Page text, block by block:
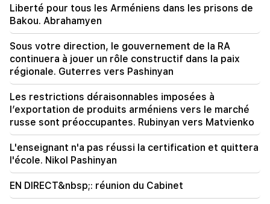
4 millions 454 mille drams seront confisqués à
l'ancien chef de la communauté de Tatev, Murad
18:19
La Biélorussie n’a pas le système de gestion de
l’URSS. Loukachenko
09:45
L’Église arménienne doit être protégée partout,
mais le moyen d’y mettre fin est de changer de
pouvoir. Tigran Abrahamian
Ils tenteront de gagner le cœur de Sassoon.
"Publication"
Liberté pour tous les Arméniens dans les prisons de
Bakou. Abrahamyen
Sous votre direction, le gouvernement de la RA
continuera à jouer un rôle constructif dans la paix
régionale. Guterres vers Pashinyan
Les restrictions déraisonnables imposées à
l’exportation de produits arméniens vers le marché
russe sont préoccupantes. Rubinyan vers Matvienko
L'enseignant n'a pas réussi la certification et quittera
l'école. Nikol Pashinyan
EN DIRECT&nbsp;: réunion du Cabinet